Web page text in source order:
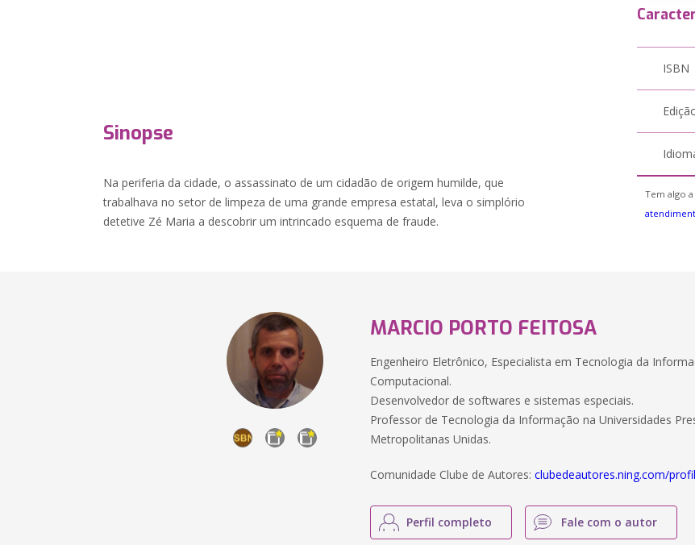
Sinopse
Na periferia da cidade, o assassinato de um cidadão de origem humilde, que
trabalhava no setor de limpeza de uma grande empresa estatal, leva o simplório
detetive Zé Maria a descobrir um intrincado esquema de fraude.
ISBN
Tem algo
MARCIO PORTO FEITOSA
Engenheiro Eletrônico, Especialista em Tecnologia da
Computacional.
Desenvolvedor de softwares e sistemas especiais.
Professor de Tecnologia da Informação na Universidades
Metropolitanas Unidas.
Comunidade Clube de Autores:clubedeautores.ning.com/
Perfil completo Fale com o autor